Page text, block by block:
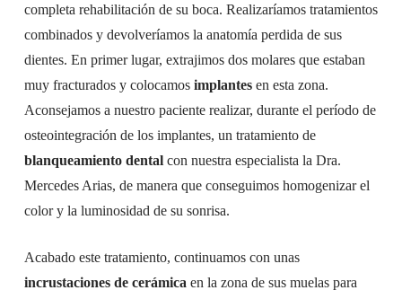
completa rehabilitación de su boca. Realizaríamos tratamientos
combinados y devolveríamos la anatomía perdida de sus
dientes. En primer lugar, extrajimos dos molares que estaban
muy fracturados y colocamos implantesen esta zona.
Aconsejamos a nuestro paciente realizar, durante el período de
osteointegración de los implantes, un tratamiento de
blanqueamiento dentalcon nuestra especialista la Dra.
Mercedes Arias, de manera que conseguimos homogenizar el
color y la luminosidad de su sonrisa.
Acabado este tratamiento, continuamos con unas
incrustaciones de cerámica en la zona de sus muelas para